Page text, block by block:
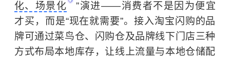
化、场景化
”演进——消费者不是因为便宜
才买，而是“现在就需要”。接入淘宝闪购的品
牌可通过菜鸟仓、闪购仓及品牌线下门店三种
方式布局本地库存，让线上流量与本地仓储配